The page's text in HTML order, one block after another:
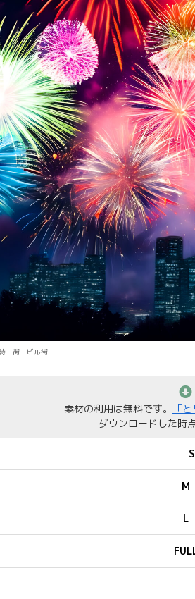
街 ビル街
素材の利用は無料です。
「
ダウンロードした時
S
M
L